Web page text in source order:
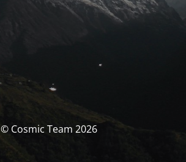
© Cosmic Team 2026